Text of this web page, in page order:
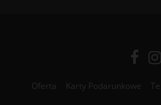
Oferta Karty Podarunkowe